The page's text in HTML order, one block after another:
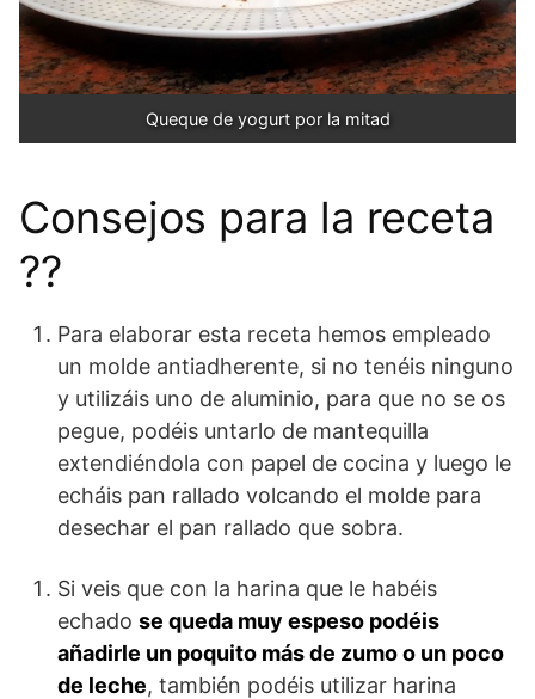
Queque de yogurt por la mitad
Consejos para la receta
?‍?
Para elaborar esta receta hemos empleado
un molde antiadherente, si no tenéis ninguno
y utilizáis uno de aluminio, para que no se os
pegue, podéis untarlo de mantequilla
extendiéndola con papel de cocina y luego le
echáis pan rallado volcando el molde para
desechar el pan rallado que sobra.
Si veis que con la harina que le habéis
echado se queda muy espeso podéis
añadirle un poquito más de zumo o un poco
de leche, también podéis utilizar harina